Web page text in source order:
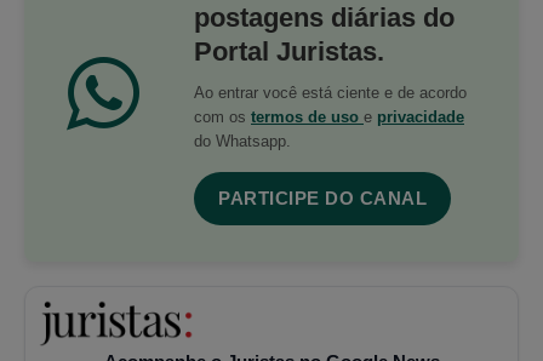
postagens diárias do
Portal Juristas.
Ao entrar você está ciente e de acordo
com os termos de uso e privacidade
do Whatsapp.
PARTICIPE DO CANAL